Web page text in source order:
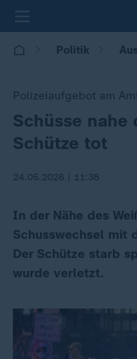
Politik
Polizeiaufgebot am
:
Schüsse nahe
Schütze tot
24.05.2026 | 11:38
In der Nähe des
Schusswechsel mit
Der Schütze starb
wurde verletzt.